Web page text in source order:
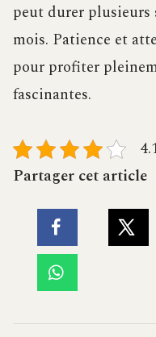
peut durer plusieurs
mois. Patience et
pour profiter
fascinantes.
Partager cet article